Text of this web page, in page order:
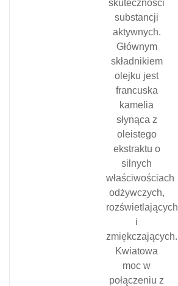
skuteczności
substancji
aktywnych.
Głównym
składnikiem
olejku jest
francuska
kamelia
słynąca z
oleistego
ekstraktu o
silnych
właściwościach
odżywczych,
rozświetlających
i
zmiękczających.
Kwiatowa
moc w
połączeniu z